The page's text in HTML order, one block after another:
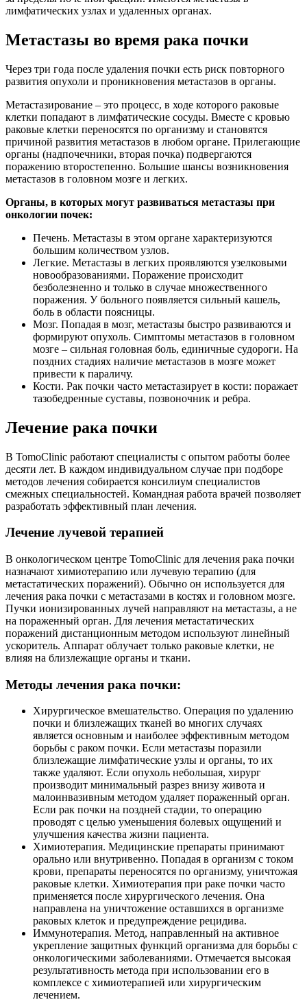
лимфатических узлах и удаленных органах.
Метастазы во время рака почки
Через три года после удаления почки есть риск повторного
развития опухоли и проникновения метастазов в органы.
Метастазирование – это процесс, в ходе которого раковые
клетки попадают в лимфатические сосуды. Вместе с кровью
раковые клетки переносятся по организму и становятся
причиной развития метастазов в любом органе. Прилегающие
органы (надпочечники, вторая почка) подвергаются
поражению второстепенно. Большие шансы возникновения
метастазов в головном мозге и легких.
Органы, в которых могут развиваться метастазы при
онкологии почек:
Печень. Метастазы в этом органе характеризуются
большим количеством узлов.
Легкие. Метастазы в легких проявляются узелковыми
новообразованиями. Поражение происходит
безболезненно и только в случае множественного
поражения. У больного появляется сильный кашель,
боль в области поясницы.
Мозг. Попадая в мозг, метастазы быстро развиваются и
формируют опухоль. Симптомы метастазов в головном
мозге – сильная головная боль, единичные судороги. На
поздних стадиях наличие метастазов в мозге может
привести к параличу.
Кости. Рак почки часто метастазирует в кости: поражает
тазобедренные суставы, позвоночник и ребра.
Лечение рака почки
В TomoClinic работают специалисты с опытом работы более
десяти лет. В каждом индивидуальном случае при подборе
методов лечения собирается консилиум специалистов
смежных специальностей. Командная работа врачей позволяет
разработать эффективный план лечения.
Лечение лучевой терапией
В онкологическом центре TomoClinic для лечения рака почки
назначают химиотерапию или лучевую терапию (для
метастатических поражений). Обычно он используется для
лечения рака почки с метастазами в костях и головном мозге.
Пучки ионизированных лучей направляют на метастазы, а не
на пораженный орган. Для лечения метастатических
поражений дистанционным методом используют линейный
ускоритель. Аппарат облучает только раковые клетки, не
влияя на близлежащие органы и ткани.
Методы лечения рака почки:
Хирургическое вмешательство. Операция по удалению
почки и близлежащих тканей во многих случаях
является основным и наиболее эффективным методом
борьбы с раком почки. Если метастазы поразили
близлежащие лимфатические узлы и органы, то их
также удаляют. Если опухоль небольшая, хирург
производит минимальный разрез внизу живота и
малоинвазивным методом удаляет пораженный орган.
Если рак почки на поздней стадии, то операцию
проводят с целью уменьшения болевых ощущений и
улучшения качества жизни пациента.
Химиотерапия. Медицинские препараты принимают
орально или внутривенно. Попадая в организм с током
крови, препараты переносятся по организму, уничтожая
раковые клетки. Химиотерапия при раке почки часто
применяется после хирургического лечения. Она
направлена ​​на уничтожение оставшихся в организме
раковых клеток и предупреждение рецидива.
Иммунотерапия. Метод, направленный на активное
укрепление защитных функций организма для борьбы с
онкологическими заболеваниями. Отмечается высокая
результативность метода при использовании его в
комплексе с химиотерапией или хирургическим
лечением.